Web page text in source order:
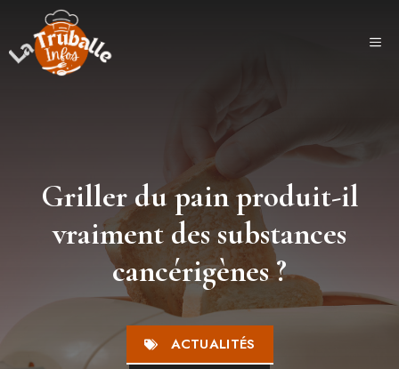
contenu
Griller du pain produit-il
vraiment des substances
cancérigènes ?
ACTUALITÉS